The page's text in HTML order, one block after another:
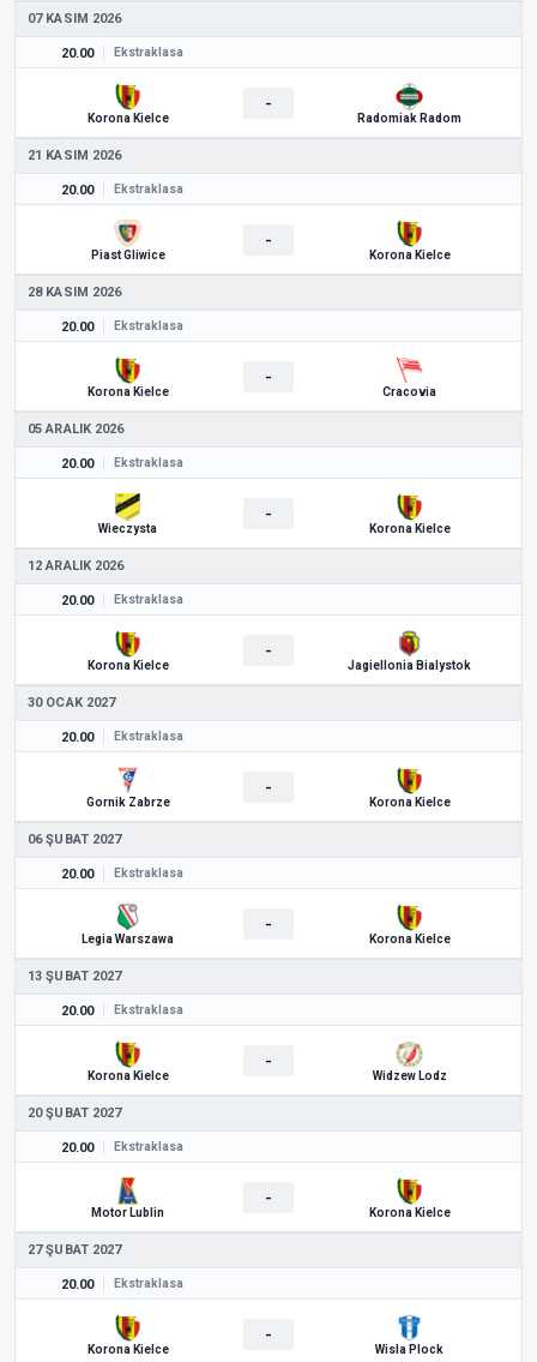
07 KASIM 2026
20.00 Ekstraklasa
Korona Kielce
-
Radomiak Radom
21 KASIM 2026
20.00 Ekstraklasa
Piast Gliwice
-
Korona Kielce
28 KASIM 2026
20.00 Ekstraklasa
Korona Kielce
-
Cracovia
05 ARALIK 2026
20.00 Ekstraklasa
Wieczysta
-
Korona Kielce
12 ARALIK 2026
20.00 Ekstraklasa
Korona Kielce
-
Jagiellonia Bialystok
30 OCAK 2027
20.00 Ekstraklasa
Gornik Zabrze
-
Korona Kielce
06 ŞUBAT 2027
20.00 Ekstraklasa
Legia Warszawa
-
Korona Kielce
13 ŞUBAT 2027
20.00 Ekstraklasa
Korona Kielce
-
Widzew Lodz
20 ŞUBAT 2027
20.00 Ekstraklasa
Motor Lublin
-
Korona Kielce
27 ŞUBAT 2027
20.00 Ekstraklasa
Korona Kielce
-
Wisla Plock